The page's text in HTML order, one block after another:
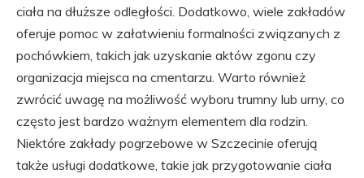
ciała na dłuższe odległości. Dodatkowo, wiele zakładów
oferuje pomoc w załatwieniu formalności związanych z
pochówkiem, takich jak uzyskanie aktów zgonu czy
organizacja miejsca na cmentarzu. Warto również
zwrócić uwagę na możliwość wyboru trumny lub urny, co
często jest bardzo ważnym elementem dla rodzin.
Niektóre zakłady pogrzebowe w Szczecinie oferują
także usługi dodatkowe, takie jak przygotowanie ciała